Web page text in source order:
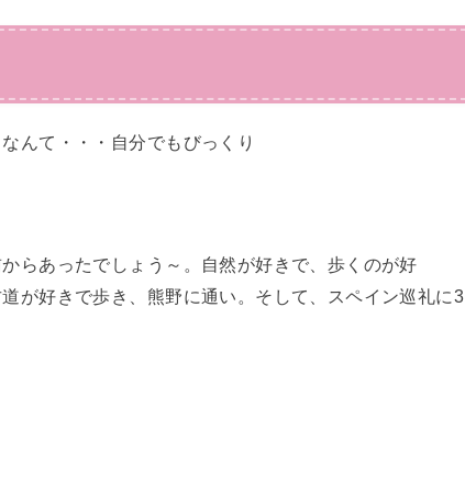
んて・・・自分でもびっくり
らあったでしょう～。自然が好きで、歩くのが好
が好きで歩き、熊野に通い。そして、スペイン巡礼に3